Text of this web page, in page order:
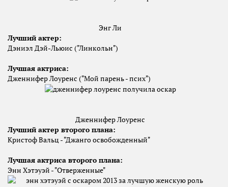
Энг Ли
Лучший актер:
Дэниэл Дэй-Льюис ("Линкольн")
Лучшая актриса:
Дженнифер Лоуренс ("Мой парень - псих")
Дженнифер Лоуренс
Лучший актер второго плана:
Кристоф Вальц - "Джанго освобожденный"
Лучшая актриса второго плана:
Энн Хэтэуэй - "Отверженные"